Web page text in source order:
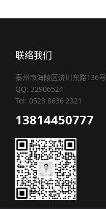
联络我们
泰州市海陵区济川东路136
QQ: 32906524
Tel: 0523 8636 2321
13814450777